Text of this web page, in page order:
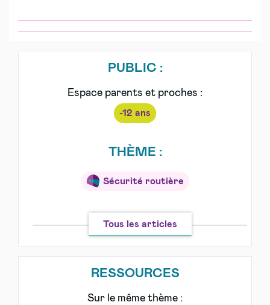
PUBLIC :
Espace parents et proches :
-12 ans
THÈME :
Sécurité routière
Tous les articles
RESSOURCES
Sur le même thème :